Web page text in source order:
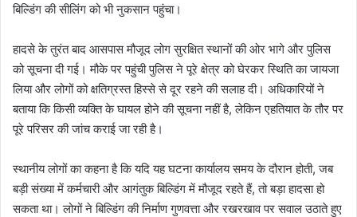
बिल्डिंग की सीलिंग को भी नुकसान पहुंचा।
हादसे के तुरंत बाद आसपास मौजूद लोग सुरक्षित स्थानों की ओर भागे और पुलिस
को सूचना दी गई। मौके पर पहुंची पुलिस ने पूरे क्षेत्र को घेरकर स्थिति का जायजा
लिया और लोगों को क्षतिग्रस्त हिस्से से दूर रहने की सलाह दी। अधिकारियों ने
बताया कि किसी व्यक्ति के घायल होने की सूचना नहीं है, लेकिन एहतियात के तौर पर
पूरे परिसर की जांच कराई जा रही है।
स्थानीय लोगों का कहना है कि यदि यह घटना कार्यालय समय के दौरान होती, जब
बड़ी संख्या में कर्मचारी और आगंतुक बिल्डिंग में मौजूद रहते हैं, तो बड़ा हादसा हो
सकता था। लोगों ने बिल्डिंग की निर्माण गुणवत्ता और रखरखाव पर सवाल उठाते हुए